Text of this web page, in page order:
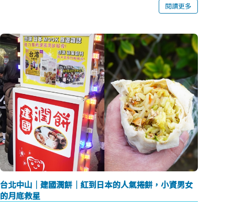
閱讀更多
台北中山｜建國潤餅｜紅到日本的人氣捲餅，小資男女
的月底救星